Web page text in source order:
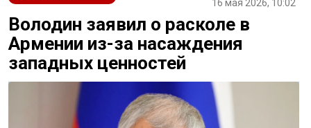
16 мая 2026, 10:02
Володин заявил о расколе в
Армении из-за насаждения
западных ценностей